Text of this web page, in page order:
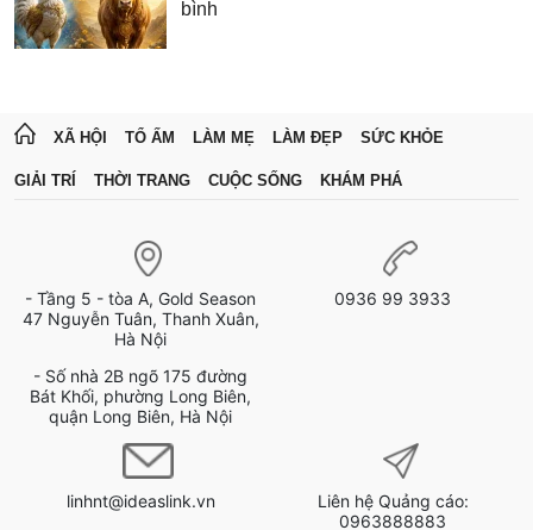
bình
XÃ HỘI TỔ ẤM LÀM MẸ LÀM ĐẸP SỨC KHỎE
GIẢI TRÍ THỜI TRANG CUỘC SỐNG KHÁM PHÁ
- Tầng 5 - tòa A, Gold Season
47 Nguyễn Tuân, Thanh Xuân,
Hà Nội
- Số nhà 2B ngõ 175 đường
Bát Khối, phường Long Biên,
quận Long Biên, Hà Nội
0936 99 3933
linhnt@ideaslink.vn
Liên hệ Quảng cáo:
0963888883